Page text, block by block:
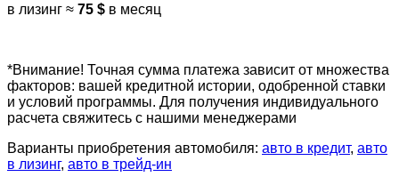
в лизинг ≈ 75 $ в месяц
*Внимание! Точная сумма платежа зависит от множества
факторов: вашей кредитной истории, одобренной ставки
и условий программы. Для получения индивидуального
расчета свяжитесь с нашими менеджерами
Варианты приобретения автомобиля: авто в кредит, авто
в лизинг, авто в трейд-ин